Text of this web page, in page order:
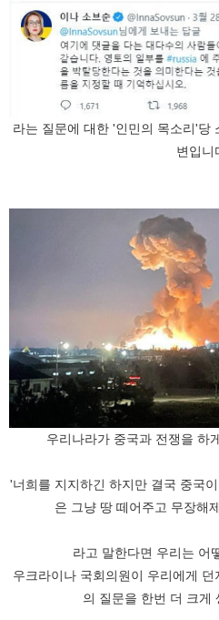
라는 질문에 대한 '인민의 목소리'당
변입니
우리나라가 중국과 전쟁을 하
'너희를 지지하긴 하지만 결국 중국
은 그냥 땅 떼어주고 무장해
라고 말한다면 우리는 어
우크라이나 국회의원이 우리에게
의 질문을 한번 더 크게